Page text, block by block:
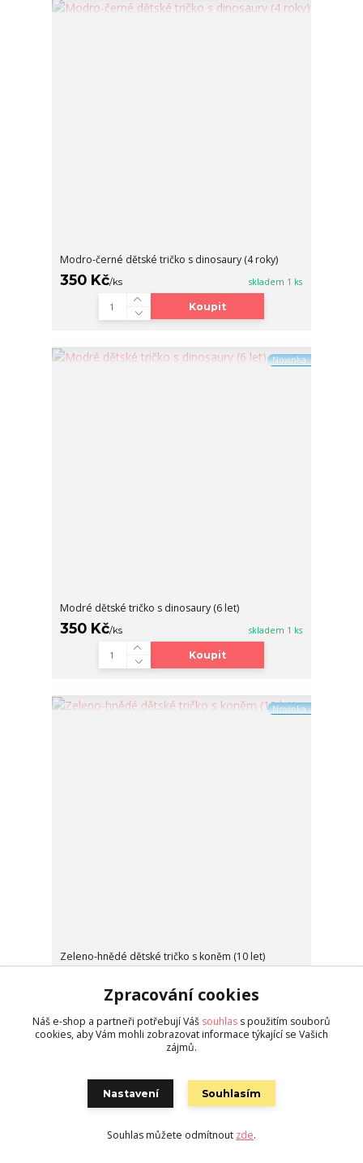
Modro-černé dětské tričko s dinosaury (4 roky)
350 Kč/ks skladem 1 ks
Koupit
Novinka
Modré dětské tričko s dinosaury (6 let)
350 Kč/ks skladem 1 ks
Koupit
Novinka
Zeleno-hnědé dětské tričko s koněm (10 let)
Koupit
Zpracování cookies
Náš e-shop a partneři potřebují Váš souhlas s použitím souborů
cookies, aby Vám mohli zobrazovat informace týkající se Vašich
zájmů.
Nastavení Souhlasím
Souhlas můžete odmítnout zde.